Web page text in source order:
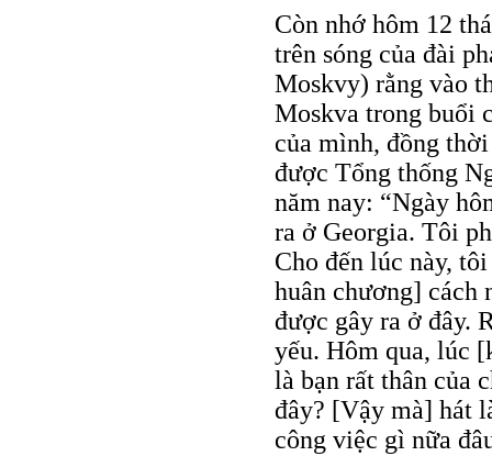
Còn nhớ hôm 12
trên sóng của đài
Moskvy) rằng vào
Moskva trong buổi
của mình, đồng
được Tổng thống
năm nay: “Ngày
ra ở Georgia. Tôi
Cho đến lúc này,
huân chương] cách
được gây ra ở đây.
yếu. Hôm qua, lúc
là bạn rất thân của
đây? [Vậy mà] hát
công việc gì nữa